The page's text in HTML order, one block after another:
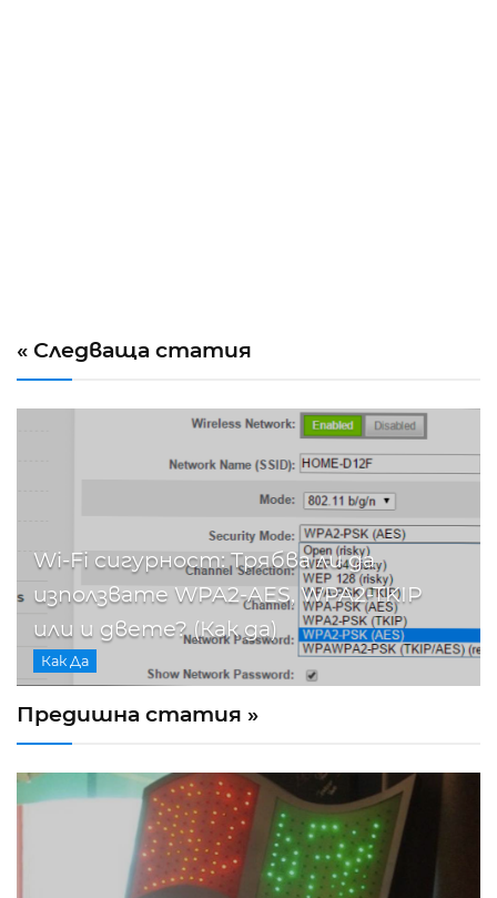
« Следваща статия
Wi-Fi сигурност: Трябва ли да
използвате WPA2-AES, WPA2-TKIP
или и двете? (Как да)
Как Да
Предишна статия »